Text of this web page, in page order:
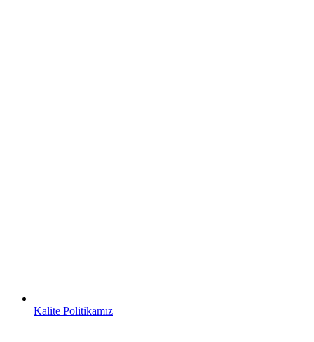
Kalite Politikamız